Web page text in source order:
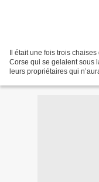
Il était une fois trois
Corse qui se gelaient sous
leurs propriétaires qui